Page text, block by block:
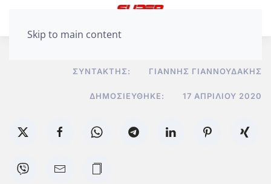
Skip to main content
ΣΥΝΤΆΚΤΗΣ: ΓΙΆΝΝΗΣ ΓΙΑΝΝΟΥΔΆΚΗΣ
ΔΗΜΟΣΙΕΎΘΗΚΕ: 17 ΑΠΡΙΛΊΟΥ 2020